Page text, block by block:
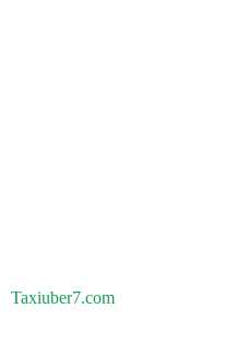
Taxiuber7.com